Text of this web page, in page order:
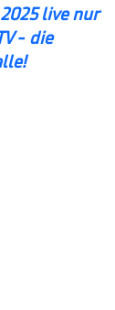
live nur
- die